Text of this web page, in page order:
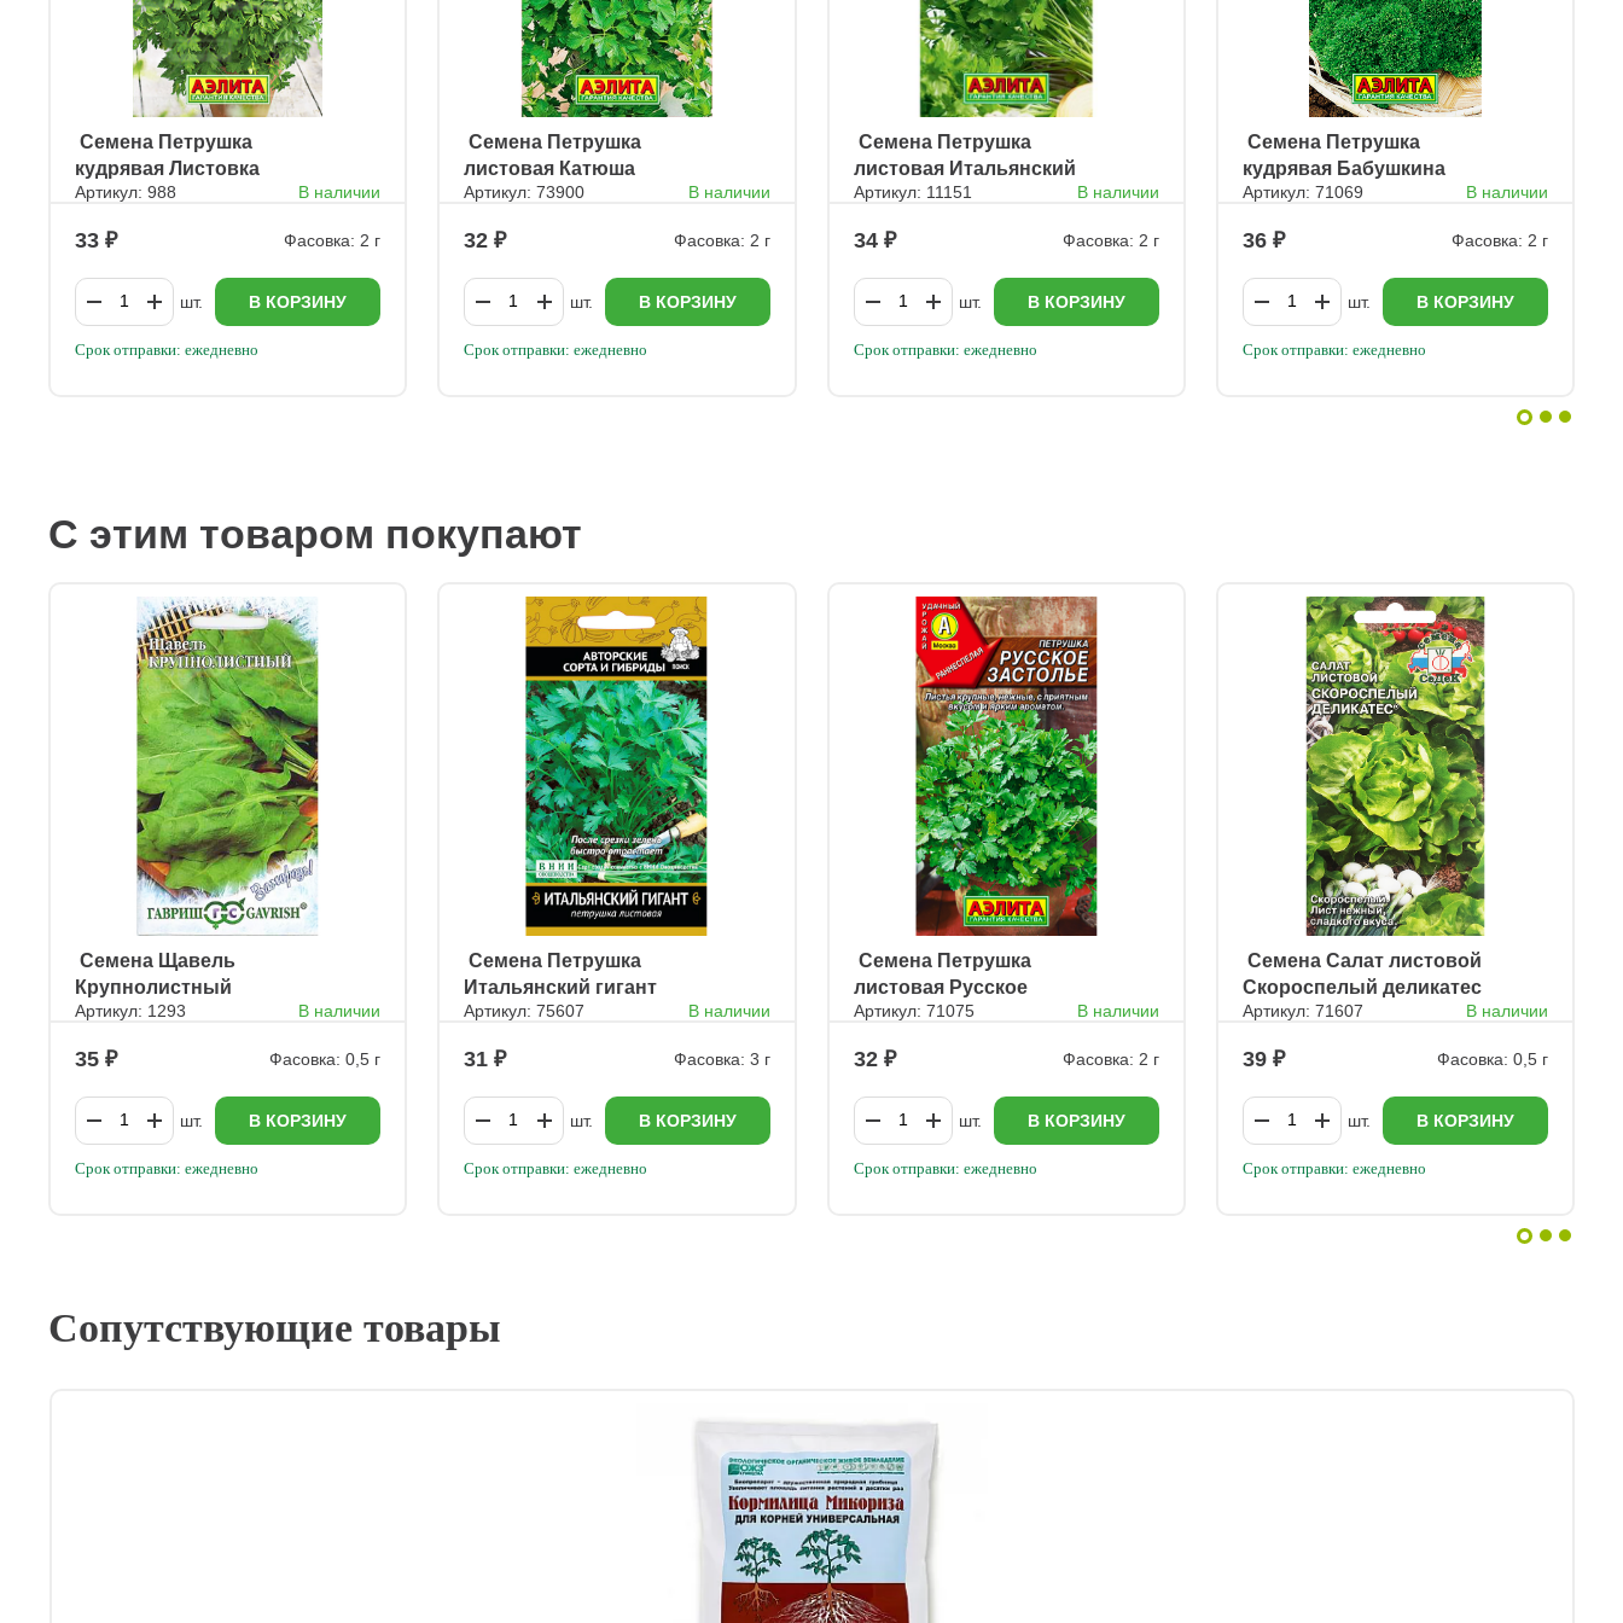
ㅤ Семена Петрушка
кудрявая Листовка
Артикул: 988 В наличии
33 Фасовка: 2 г
шт. В КОРЗИНУ
Срок отправки: ежедневно
ㅤ Семена Петрушка
листовая Катюша
Артикул: 73900 В наличии
32 Фасовка: 2 г
шт. В КОРЗИНУ
Срок отправки: ежедневно
ㅤ Семена Петрушка
листовая Итальянский
гигант
Артикул: 11151 В наличии
34 Фасовка: 2 г
шт. В КОРЗИНУ
Срок отправки: ежедневно
ㅤ Семена Петрушка
кудрявая Бабушкина
грядка
Артикул: 71069 В наличии
36 Фасовка: 2 г
шт. В КОРЗИНУ
Срок отправки: ежедневно
С этим товаром покупают
ㅤ Семена Щавель
Крупнолистный
Артикул: 1293 В наличии
35 Фасовка: 0,5 г
шт. В КОРЗИНУ
Срок отправки: ежедневно
ㅤ Семена Петрушка
Итальянский гигант
Артикул: 75607 В наличии
31 Фасовка: 3 г
шт. В КОРЗИНУ
Срок отправки: ежедневно
ㅤ Семена Петрушка
листовая Русское
застолье
Артикул: 71075 В наличии
32 Фасовка: 2 г
шт. В КОРЗИНУ
Срок отправки: ежедневно
ㅤ Семена Салат листовой
Скороспелый деликатес
Артикул: 71607 В наличии
39 Фасовка: 0,5 г
шт. В КОРЗИНУ
Срок отправки: ежедневно
Сопутствующие товары